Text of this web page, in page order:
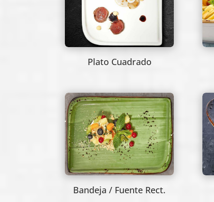
Plato Cuadrado
Bandeja / Fuente Rect.